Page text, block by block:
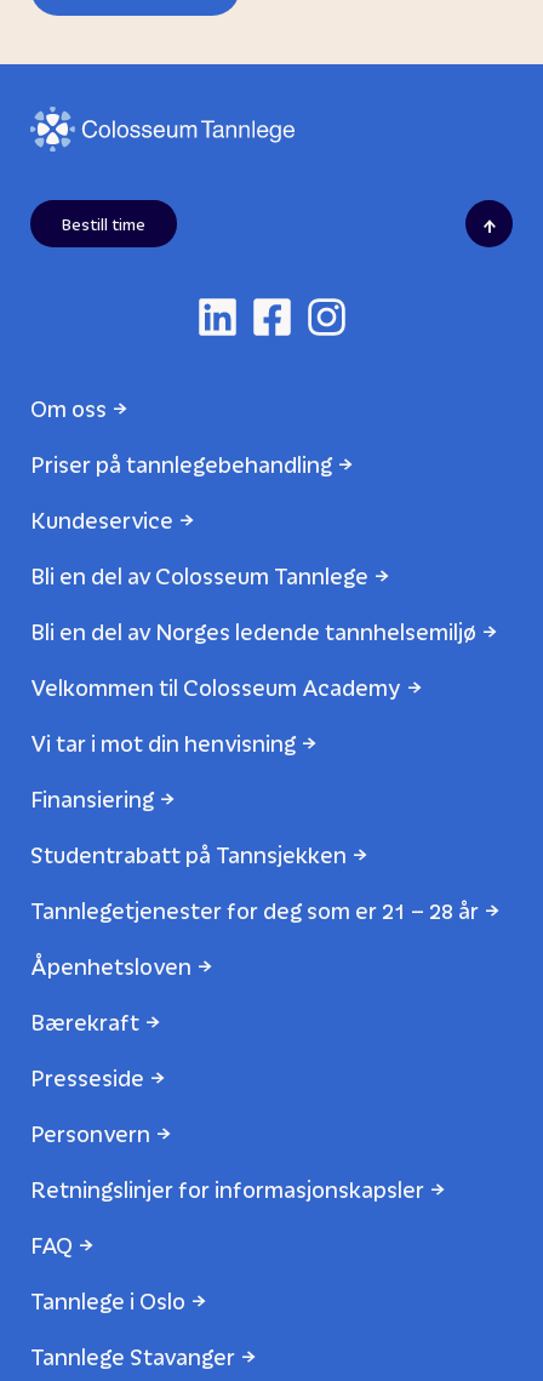
Bestill time
Om oss
Priser på tannlegebehandling
Kundeservice
Bli en del av Colosseum Tannlege
Bli en del av Norges ledende tannhelsemiljø
Velkommen til Colosseum Academy
Vi tar i mot din henvisning
Finansiering
Studentrabatt på Tannsjekken
Tannlegetjenester for deg som er 21 – 28 år
Åpenhetsloven
Bærekraft
Presseside
Personvern
Retningslinjer for informasjonskapsler
FAQ
Tannlege i Oslo
Tannlege Stavanger
↑